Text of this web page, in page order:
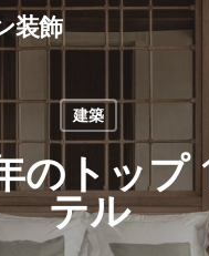
装飾
建築
のトップ
テル